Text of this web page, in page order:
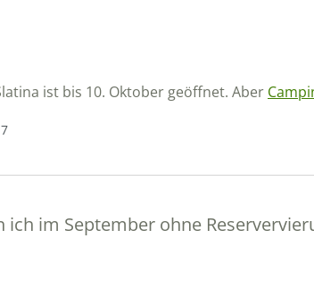
ist bis 10. Oktober geöffnet. Aber
ich im September ohne